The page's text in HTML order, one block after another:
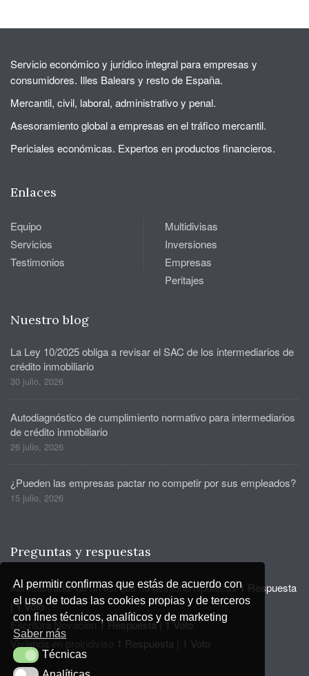
Al permitir confirmas que estás de acuerdo con
el uso de todas las cookies propias y de terceros
con fines técnicos, analíticos y de marketing
Saber más
TécnicasTécnicas
Servicio económico y jurídico integral para empresas y
consumidores. Illes Balears y resto de España.
Mercantil, civil, laboral, administrativo y penal.
Asesoramiento global a empresas en el tráfico mercantil.
Periciales económicas. Expertos en productos financieros.
Enlaces
Equipo
Servicios
Testimonios
Multidivisas
Inversiones
Empresas
Peritajes
Nuestro blog
La Ley 10/2025 obliga a revisar el SAC de los intermediarios de
crédito inmobiliario
30 julio, 2026
Autodiagnóstico de cumplimiento normativo para intermediarios
de crédito inmobiliario
26 julio, 2026
¿Pueden las empresas pactar no competir por sus empleados?
15 julio, 2026
Preguntas y respuestas
Administrador de un ICI que no gestiona hipotecas 1 Respuesta
|1 Voto
Escritura Novación1 Respuesta| 1 Voto
Vivienda en proindiviso
1 Respuesta 1 Voto